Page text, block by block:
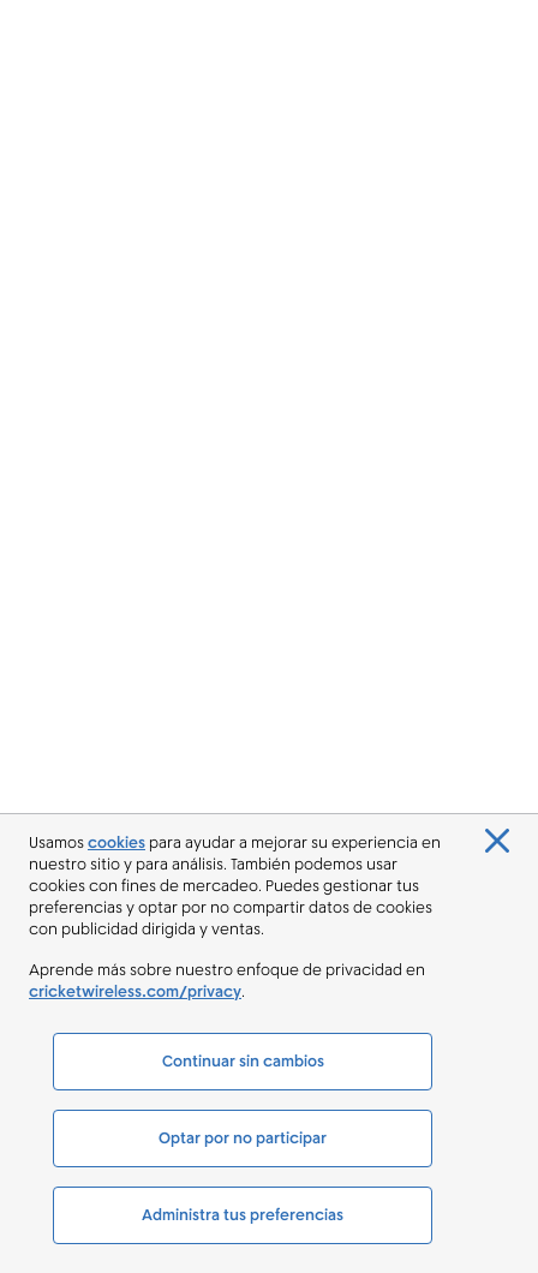
Usamoscookies para ayudar a mejorar su experiencia en
nuestro sitio y para análisis. También podemos usar
cookies con fines de mercadeo. Puedes gestionar tus
preferencias y optar por no compartir datos de cookies
con publicidad dirigida y ventas.
Aprende más sobre nuestro enfoque de privacidad en
cricketwireless.com/privacy.
Continuar sin cambios
Optar por no participar
Administra tus preferencias